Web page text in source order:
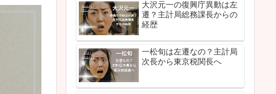
大沢元一の復興庁異動は左
遷？主計局総務課長からの
経歴
一松旬は左遷なの？主計局
次長から東京税関長へ